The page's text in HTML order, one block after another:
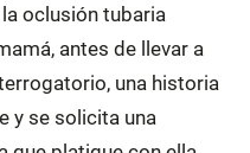
oclusión tubaria
antes de llevar a
una historia
y se solicita una